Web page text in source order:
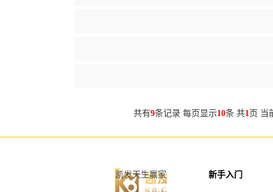
共有9条记录 每页显示10条 共1页 当
凯发天生赢家 新手入门